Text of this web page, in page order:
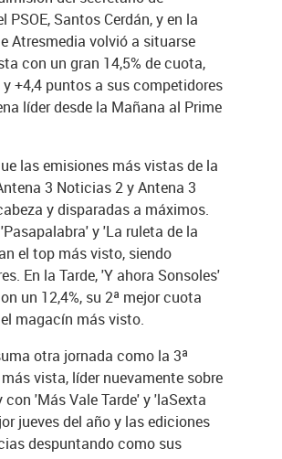
PSOE, Santos Cerdán, y en la
Atresmedia volvió a situarse
con un gran 14,5% de cuota,
+4,4 puntos a sus competidores
líder desde la Mañana al Prime
las emisiones más vistas de la
3 Noticias 2 y Antena 3
y disparadas a máximos.
y 'La ruleta de la
el top más visto, siendo
En la Tarde, 'Y ahora Sonsoles'
un 12,4%, su 2ª mejor cuota
magacín más visto.
otra jornada como la 3ª
vista, líder nuevamente sobre
'Más Vale Tarde' y 'laSexta
jueves del año y las ediciones
despuntando como sus